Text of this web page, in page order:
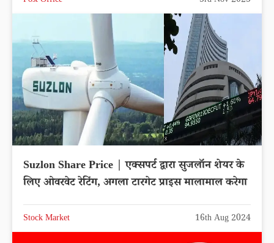
Suzlon Share Price | एक्सपर्ट द्वारा सुजलॉन शेयर के
लिए ओवरवेट रेटिंग, अगला टारगेट प्राइस मालामाल करेगा
Stock Market 16th Aug 2024